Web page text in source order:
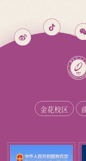
金花校区